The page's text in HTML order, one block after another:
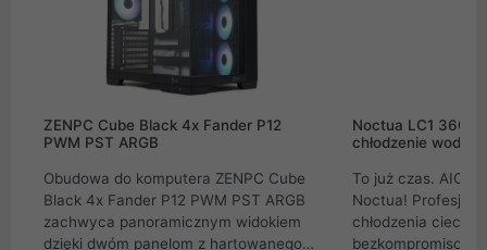
ZENPC Cube Black 4x Fander P12
PWM PST ARGB
Obudowa do komputera ZENPC Cube
Black 4x Fander P12 PWM PST ARGB
zachwyca panoramicznym widokiem
dzięki dwóm panelom z hartowanego
Noctua LC1
chłodzenie wodne
To już czas. AIO
Noctua!
chłodzenia cieczą